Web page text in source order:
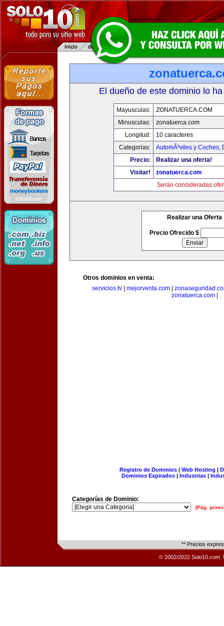
El dueño de este dominio lo
Mayusculas:
ZONATUERCA.COM
Minusculas:
zonatuerca.com
Longitud:
10 caracteres
Categorias:
AutomÃ³viles y Coches,
Precio:
Realizar una oferta!
Visitar!
zonatuerca.com
Serán consideradas
Realizar una Oferta
Precio Ofrecido $
Otros dominios en venta:
servicios.tv| mejorventa.com|
zonatuerca.com|
Registro de Dominios| Web Hosting |
Dominios Expirados | Industrias |
Categorías de Dominio:
[Pág.
** Precios
© 2002/2022 Solo10.com